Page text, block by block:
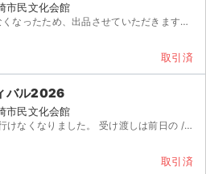
民文化会館
[詳細] 階席 列 - 番 急用で行けなくなったため、出品させていただきます。 システム手数料を...
取引済
バル2026
民文化会館
[詳細] 階 列 ～ 番内 急用のため行けなくなりました。 受け渡しは前日の / (土)...
取引済